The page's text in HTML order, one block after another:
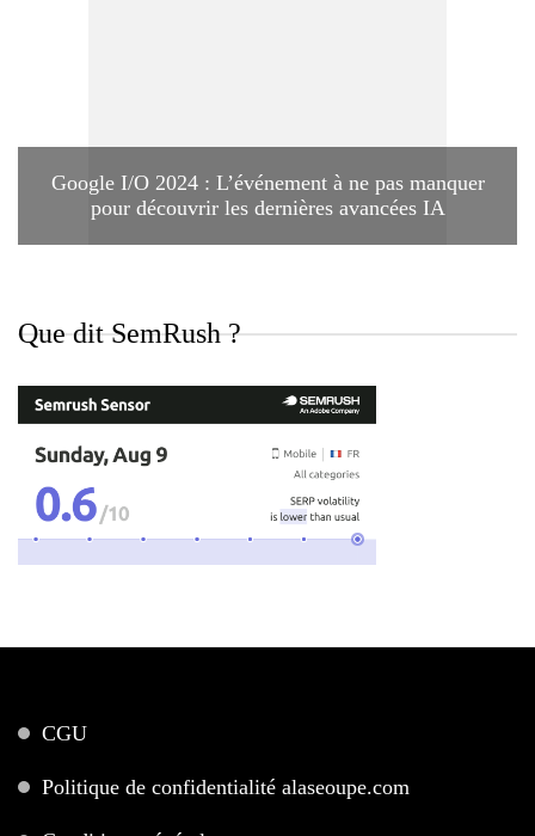
Google I/O 2024 : L’événement à ne pas manquer
pour découvrir les dernières avancées IA
Que dit SemRush ?
CGU
Politique de confidentialité alaseoupe.com